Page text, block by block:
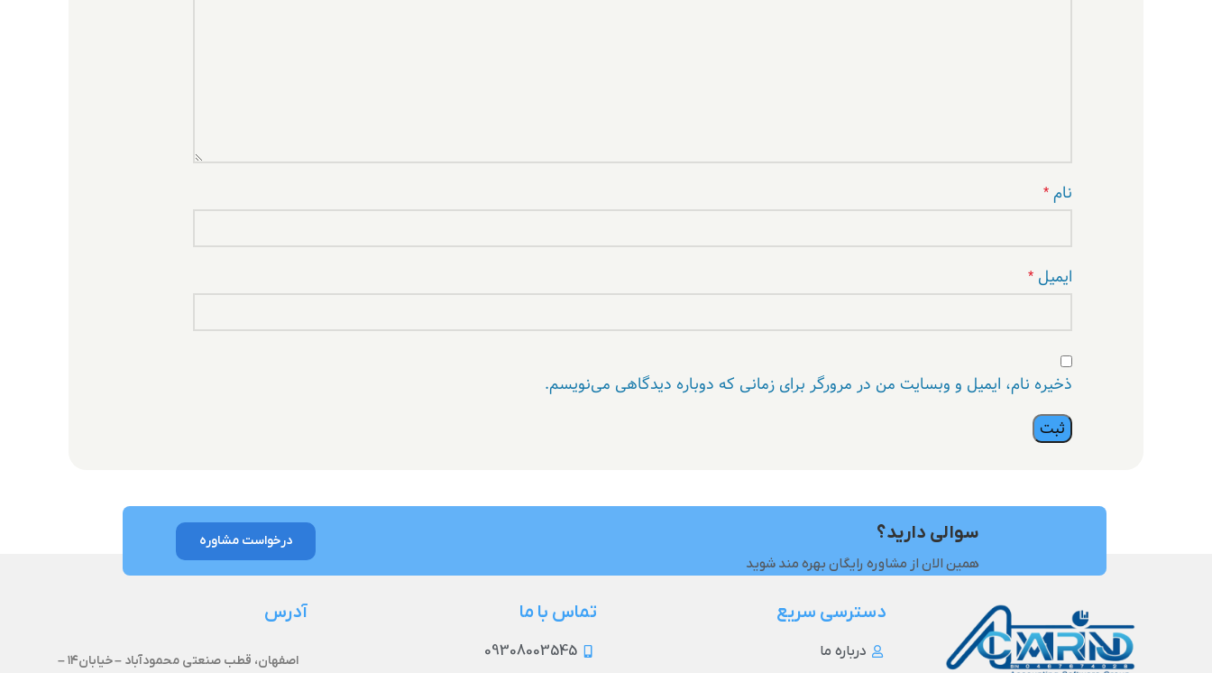
نام*
ایمیل *
ذخیره نام، ایمیل و وبسایت من در مرورگر برای زمانی که دوباره دیدگاهی می‌نویسم.
سوالی دارید؟
همین الان از مشاوره رایگان بهره مند شوید
درخواست مشاوره
دسترسی سریع
درباره ما
تماس با ما
09308003545
آدرس
اصفهان، قطب صنعتی محمودآباد – خیابان۱۴ –